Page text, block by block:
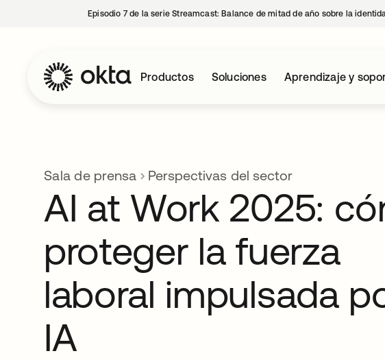
Episodio 7 de la serie Streamcast: Balance de mitad de año sobre la
Productos Soluciones Aprendizaje y
Sala de prensa Perspectivas del sector
AI at Work 2025:
proteger la fuerza
laboral impulsada
IA